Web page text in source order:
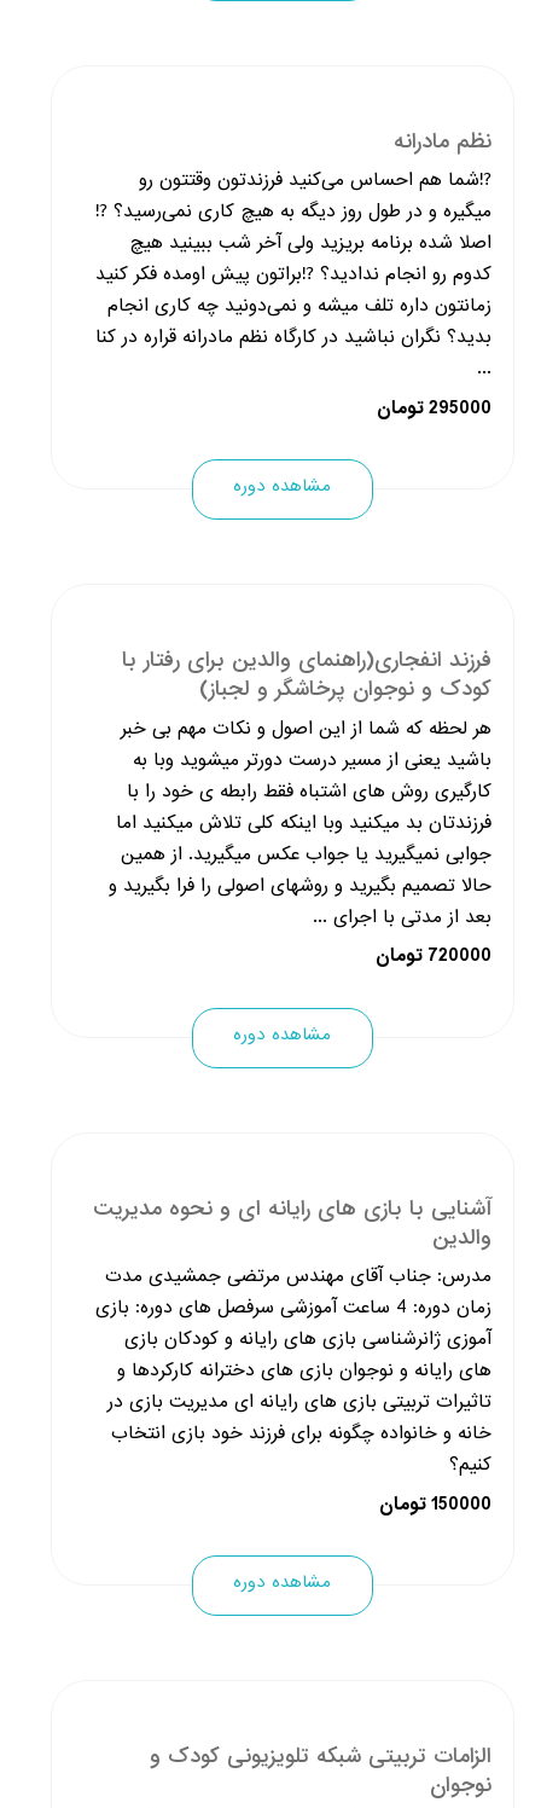
نظم مادرانه
⁉️شما هم احساس می‌کنید فرزندتون وقتتون رو
میگیره و در طول روز دیگه به هیچ کاری نمی‌رسید؟ ⁉️
اصلا شده برنامه بریزید ولی آخر شب ببینید هیچ
کدوم رو انجام ندادید؟ ⁉️براتون پیش اومده فکر کنید
زمانتون داره تلف میشه و نمی‌دونید چه کاری انجام
بدید؟ نگران نباشید در کارگاه نظم مادرانه قراره در کنا
...
295000 تومان
مشاهده دوره
فرزند انفجاری(راهنمای والدین برای رفتار با
کودک و نوجوان پرخاشگر و لجباز)
هر لحظه که شما از این اصول و نکات مهم بی خبر
باشید یعنی از مسیر درست دورتر میشوید وبا به
کارگیری روش های اشتباه فقط رابطه ی خود را با
فرزندتان بد میکنید وبا اینکه کلی تلاش میکنید اما
جوابی نمیگیرید یا جواب عکس میگیرید. از همین
حالا تصمیم بگیرید و روشهای اصولی را فرا بگیرید و
بعد از مدتی با اجرای ...
720000 تومان
مشاهده دوره
آشنایی با بازی های رایانه ای و نحوه مدیریت
والدین
مدرس: جناب آقای مهندس مرتضی جمشیدی مدت
زمان دوره: 4 ساعت آموزشی سرفصل های دوره: بازی
آموزی ژانرشناسی بازی های رایانه و کودکان بازی
های رایانه و نوجوان بازی های دخترانه کارکردها و
تاثیرات تربیتی بازی های رایانه ای مدیریت بازی در
خانه و خانواده چگونه برای فرزند خود بازی انتخاب
کنیم؟
150000 تومان
مشاهده دوره
الزامات تربیتی شبکه تلویزیونی کودک و
نوجوان